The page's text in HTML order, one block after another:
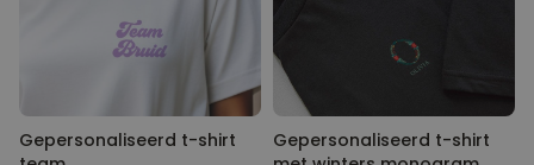
Gepersonaliseerd t-shirt
Gepersonaliseerd t-shirt